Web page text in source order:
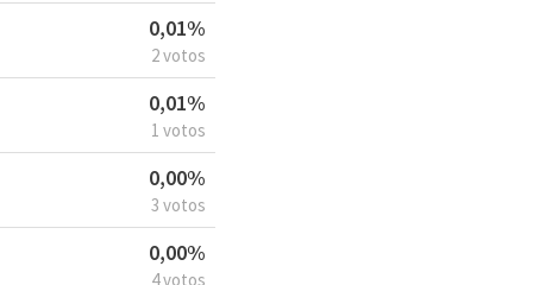
0,01%
2 votos
0,01%
1 votos
0,00%
3 votos
0,00%
4 votos